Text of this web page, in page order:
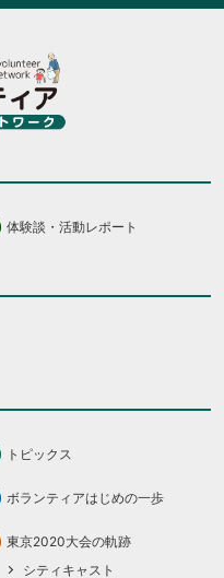
体験談・活動レポート
トピックス
ボランティアはじめの一歩
東京2020大会の軌跡
シティキャスト